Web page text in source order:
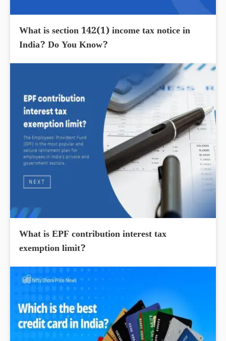
What is section 142(1) income tax notice in
India? Do You Know?
What is EPF contribution interest tax
exemption limit?